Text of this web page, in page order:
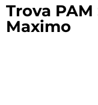
Trova
Maximo